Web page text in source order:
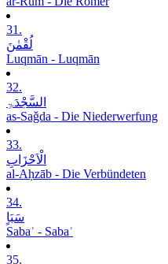
31.
لُقْمٰنَ
Luqmān - Luqmān
32.
السَّجْدَۃِ
as-Saǧda - Die Niederwerfung
33.
الْاَحْزَابِ
al-Aḥzāb - Die Verbündeten
34.
سَبَاٍ
Sabaʾ - Sabaʾ
35.